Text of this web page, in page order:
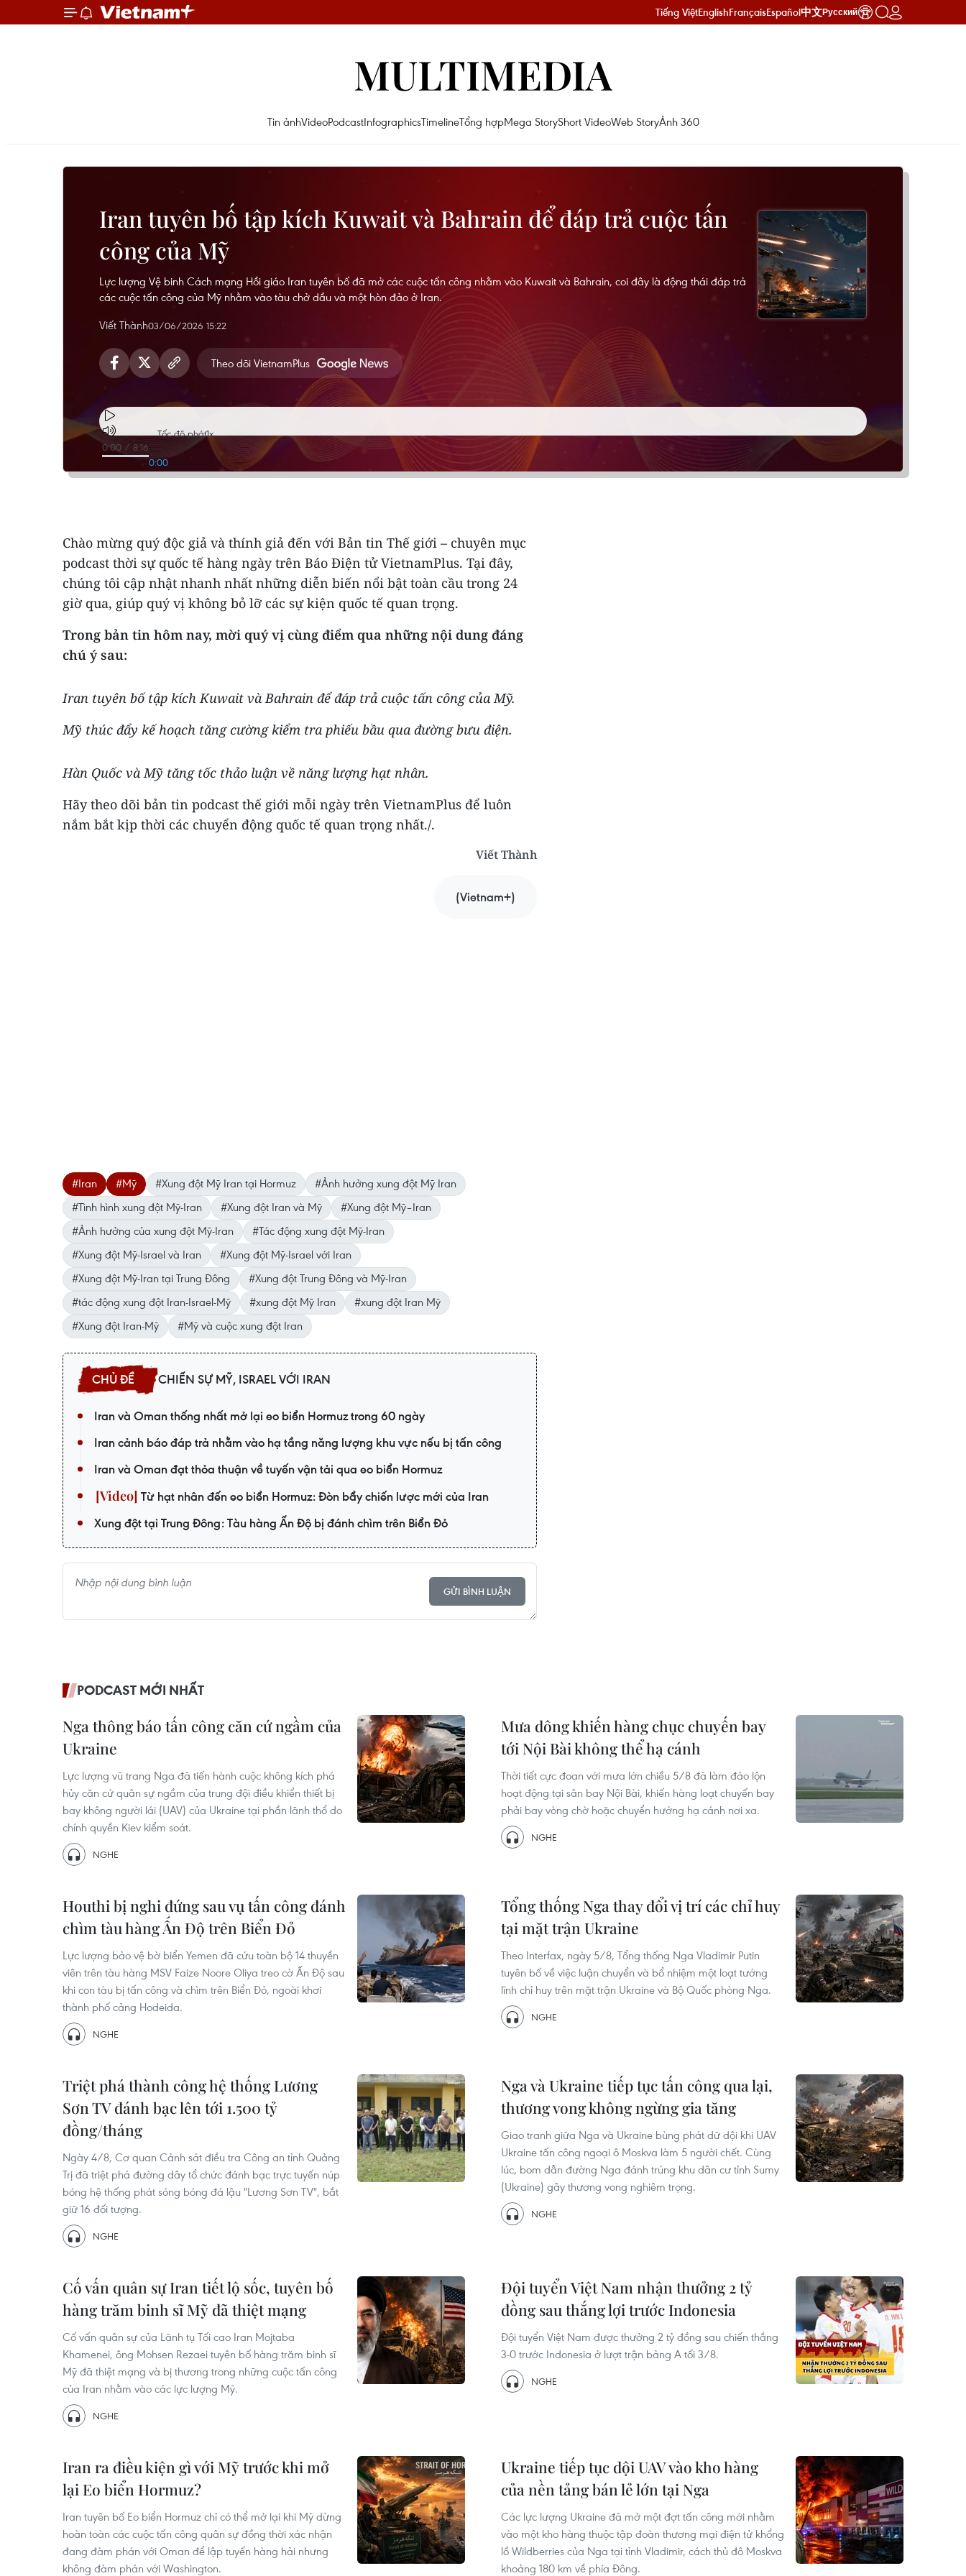
Tiếng ViệtEnglishFrançaisEspañol中文Русский
MULTIMEDIA
Tin ảnhVideoPodcastInfographicsTimelineTổng hợpMega StoryShort VideoWeb StoryẢnh 360
Iran tuyên bố tập kích Kuwait và Bahrain để đáp trả cuộc tấn
công của Mỹ
Lực lượng Vệ binh Cách mạng Hồi giáo Iran tuyên bố đã mở các cuộc tấn công nhằm vào Kuwait và Bahrain, coi đây là động thái đáp trả
các cuộc tấn công của Mỹ nhằm vào tàu chở dầu và một hòn đảo ở Iran.
Viết Thành03/06/2026 15:22
Theo dõi VietnamPlus
0:00 / 8:16
0:00
Tốc độ phát1x
Chào mừng quý độc giả và thính giả đến với Bản tin Thế giới – chuyên mục
podcast thời sự quốc tế hàng ngày trên Báo Điện tử VietnamPlus. Tại đây,
chúng tôi cập nhật nhanh nhất những diễn biến nổi bật toàn cầu trong 24
giờ qua, giúp quý vị không bỏ lỡ các sự kiện quốc tế quan trọng.
Trong bản tin hôm nay, mời quý vị cùng điểm qua những nội dung đáng
chú ý sau:
Iran tuyên bố tập kích Kuwait và Bahrain để đáp trả cuộc tấn công của Mỹ.
Mỹ thúc đẩy kế hoạch tăng cường kiểm tra phiếu bầu qua đường bưu điện.
Hàn Quốc và Mỹ tăng tốc thảo luận về năng lượng hạt nhân.
Hãy theo dõi bản tin podcast thế giới mỗi ngày trên VietnamPlus để luôn
nắm bắt kịp thời các chuyển động quốc tế quan trọng nhất./.
Viết Thành
(Vietnam+)
#Iran #Mỹ #Xung đột Mỹ Iran tại Hormuz
#Ảnh hưởng xung đột Mỹ Iran
#Tình hình xung đột Mỹ-Iran
#Xung đột Iran và Mỹ
#Xung đột Mỹ–Iran
#Ảnh hưởng của xung đột Mỹ-Iran
#Tác động xung đột Mỹ-Iran
#Xung đột Mỹ-Israel và Iran
#Xung đột Mỹ-Israel với Iran
#Xung đột Mỹ-Iran tại Trung Đông
#Xung đột Trung Đông và Mỹ-Iran
#tác động xung đột Iran-Israel-Mỹ
#xung đột Mỹ Iran
#xung đột Iran Mỹ
#Xung đột Iran-Mỹ
#Mỹ và cuộc xung đột Iran
CHIẾN SỰ MỸ, ISRAEL VỚI IRAN
Iran và Oman thống nhất mở lại eo biển Hormuz trong 60 ngày
Iran cảnh báo đáp trả nhằm vào hạ tầng năng lượng khu vực nếu bị tấn công
Iran và Oman đạt thỏa thuận về tuyến vận tải qua eo biển Hormuz
Từ hạt nhân đến eo biển Hormuz: Đòn bẩy chiến lược mới của Iran
Xung đột tại Trung Đông: Tàu hàng Ấn Độ bị đánh chìm trên Biển Đỏ
GỬI BÌNH LUẬN
PODCAST MỚI NHẤT
Nga thông báo tấn công căn cứ ngầm của
Ukraine
Lực lượng vũ trang Nga đã tiến hành cuộc không kích phá
hủy căn cứ quân sự ngầm của trung đội điều khiển thiết bị
bay không người lái (UAV) của Ukraine tại phần lãnh thổ do
chính quyền Kiev kiểm soát.
NGHE
Mưa dông khiến hàng chục chuyến bay
tới Nội Bài không thể hạ cánh
Thời tiết cực đoan với mưa lớn chiều 5/8 đã làm đảo lộn
hoạt động tại sân bay Nội Bài, khiến hàng loạt chuyến bay
phải bay vòng chờ hoặc chuyển hướng hạ cánh nơi xa.
NGHE
Houthi bị nghi đứng sau vụ tấn công đánh
chìm tàu hàng Ấn Độ trên Biển Đỏ
Lực lượng bảo vệ bờ biển Yemen đã cứu toàn bộ 14 thuyền
viên trên tàu hàng MSV Faize Noore Oliya treo cờ Ấn Độ sau
khi con tàu bị tấn công và chìm trên Biển Đỏ, ngoài khơi
thành phố cảng Hodeida.
NGHE
Tổng thống Nga thay đổi vị trí các chỉ huy
tại mặt trận Ukraine
Theo Interfax, ngày 5/8, Tổng thống Nga Vladimir Putin
tuyên bố về việc luận chuyển và bổ nhiệm một loạt tướng
lĩnh chỉ huy trên mặt trận Ukraine và Bộ Quốc phòng Nga.
NGHE
Triệt phá thành công hệ thống Lương
Sơn TV đánh bạc lên tới 1.500 tỷ
đồng/tháng
Ngày 4/8, Cơ quan Cảnh sát điều tra Công an tỉnh Quảng
Trị đã triệt phá đường dây tổ chức đánh bạc trực tuyến núp
bóng hệ thống phát sóng bóng đá lậu "Lương Sơn TV", bắt
giữ 16 đối tượng.
NGHE
Nga và Ukraine tiếp tục tấn công qua lại,
thương vong không ngừng gia tăng
Giao tranh giữa Nga và Ukraine bùng phát dữ dội khi UAV
Ukraine tấn công ngoại ô Moskva làm 5 người chết. Cùng
lúc, bom dẫn đường Nga đánh trúng khu dân cư tỉnh Sumy
(Ukraine) gây thương vong nghiêm trọng.
NGHE
Cố vấn quân sự Iran tiết lộ sốc, tuyên bố
hàng trăm binh sĩ Mỹ đã thiệt mạng
Cố vấn quân sự của Lãnh tụ Tối cao Iran Mojtaba
Khamenei, ông Mohsen Rezaei tuyên bố hàng trăm binh sĩ
Mỹ đã thiệt mạng và bị thương trong những cuộc tấn công
của Iran nhằm vào các lực lượng Mỹ.
NGHE
Đội tuyển Việt Nam nhận thưởng 2 tỷ
đồng sau thắng lợi trước Indonesia
Đội tuyển Việt Nam được thưởng 2 tỷ đồng sau chiến thắng
3-0 trước Indonesia ở lượt trận bảng A tối 3/8.
NGHE
Iran ra điều kiện gì với Mỹ trước khi mở
lại Eo biển Hormuz?
Iran tuyên bố Eo biển Hormuz chỉ có thể mở lại khi Mỹ dừng
hoàn toàn các cuộc tấn công quân sự đồng thời xác nhận
đang đàm phán với Oman để lập tuyến hàng hải nhưng
không đàm phán với Washington.
Ukraine tiếp tục dội UAV vào kho hàng
của nền tảng bán lẻ lớn tại Nga
Các lực lượng Ukraine đã mở một đợt tấn công mới nhằm
vào một kho hàng thuộc tập đoàn thương mại điện tử khổng
lồ Wildberries của Nga tại tỉnh Vladimir, cách thủ đô Moskva
khoảng 180 km về phía Đông.